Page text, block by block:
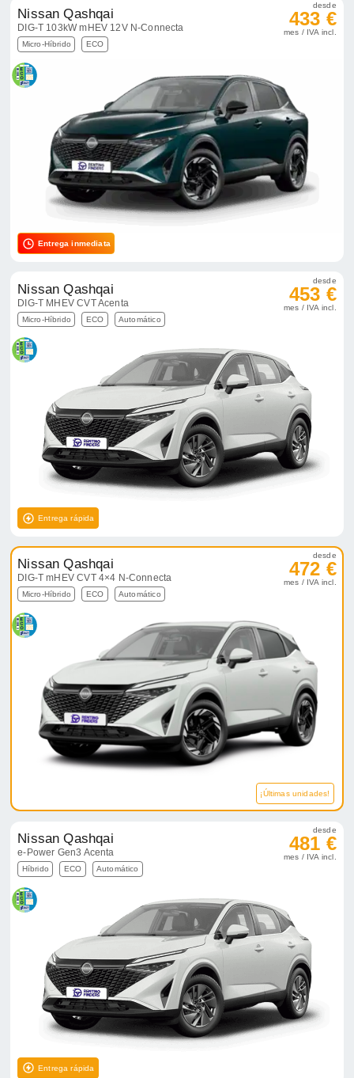
Nissan Qashqai
DIG-T 103kW mHEV 12V N-Connecta
Micro-Híbrido ECO
desde
433 €
mes / IVA incl.
Entrega inmediata
Nissan Qashqai
DIG-T MHEV CVT Acenta
Micro-Híbrido ECO Automático
desde
453 €
mes / IVA incl.
Entrega rápida
Nissan Qashqai
DIG-T mHEV CVT 4×4 N-Connecta
Micro-Híbrido ECO Automático
desde
472 €
mes / IVA incl.
¡Últimas unidades!
Nissan Qashqai
e-Power Gen3 Acenta
Híbrido ECO Automático
desde
481 €
mes / IVA incl.
Entrega rápida